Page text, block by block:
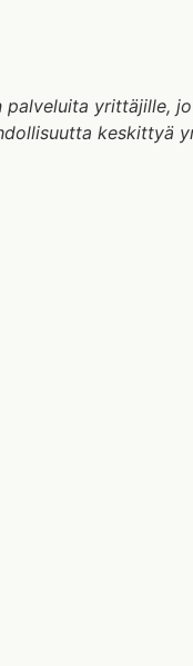
palveluita yrittäjille,
keskittyä